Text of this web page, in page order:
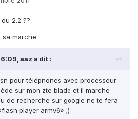
ou 2.2 ??
sa marche
aaz a dit :
pour téléphones avec processeur
sur mon zte blade et il marche
de recherche sur google ne te fera
player armv6» ;)